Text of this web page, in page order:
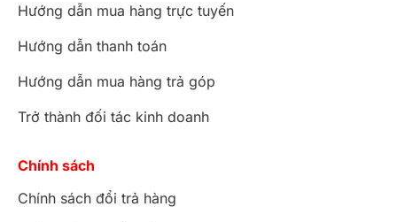
Hướng dẫn mua hàng trực tuyến
Hướng dẫn thanh toán
Hướng dẫn mua hàng trả góp
Trở thành đối tác kinh doanh
Chính sách
Chính sách đổi trả hàng